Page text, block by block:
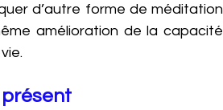
d’autre forme de méditation
amélioration de la capacité